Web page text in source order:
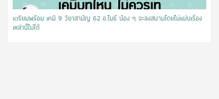
เตรียมพร้อม เคมี 9 วิชาสามัญ 62 อ.ไมธ์ น้อง ๆ จะลงสนามโดยไม่แม่นเรื่อง
เหล่านี้ไม่ได้